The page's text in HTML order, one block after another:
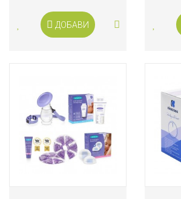
ДОБАВИ